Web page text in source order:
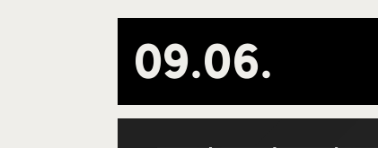
09.06.